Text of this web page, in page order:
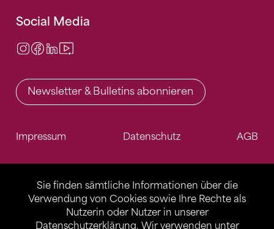
Sie finden sämtliche Informationen über die
Verwendung von Cookies sowie Ihre Rechte als
Nutzerin oder Nutzer in unserer
Datenschutzerklärung. Wir verwenden unter
Social Media
Instagram
Facebook
LinkedIn
Newsletter & Bulletins abonnieren
Impressum Datenschutz AGB